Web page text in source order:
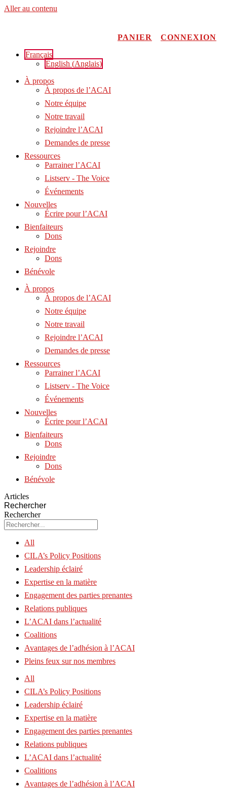
Aller au contenu
PANIER
CONNEXION
Français
English (Anglais)
À propos
À propos de l’ACAI
Notre équipe
Notre travail
Rejoindre l’ACAI
Demandes de presse
Ressources
Parrainer l’ACAI
Listserv - The Voice
Événements
Nouvelles
Écrire pour l’ACAI
Bienfaiteurs
Dons
Rejoindre
Dons
Bénévole
À propos
À propos de l’ACAI
Notre équipe
Notre travail
Rejoindre l’ACAI
Demandes de presse
Ressources
Parrainer l’ACAI
Listserv - The Voice
Événements
Nouvelles
Écrire pour l’ACAI
Bienfaiteurs
Dons
Rejoindre
Dons
Bénévole
Articles
Rechercher
Rechercher
All
CILA’s Policy Positions
Leadership éclairé
Expertise en la matière
Engagement des parties prenantes
Relations publiques
L’ACAI dans l’actualité
Coalitions
Avantages de l’adhésion à l’ACAI
Pleins feux sur nos membres
All
CILA’s Policy Positions
Leadership éclairé
Expertise en la matière
Engagement des parties prenantes
Relations publiques
L’ACAI dans l’actualité
Coalitions
Avantages de l’adhésion à l’ACAI